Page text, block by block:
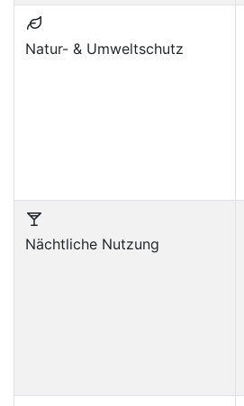
Natur- & Umweltschutz
Nächtliche Nutzung